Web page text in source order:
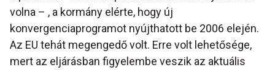
volna – , a kormány elérte, hogy új
konvergenciaprogramot nyújthatott be 2006 elején.
Az EU tehát megengedő volt. Erre volt lehetősége,
mert az eljárásban figyelembe veszik az aktuális